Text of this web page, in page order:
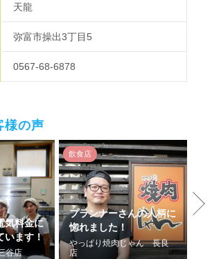
天龍
弥富市操出3丁目5
0567-68-6878
様の声
気料金に
います！
谷店
飲食店
プランナーさんの人柄に
惚れました！
やっぱり焼肉じゃん 長良
店